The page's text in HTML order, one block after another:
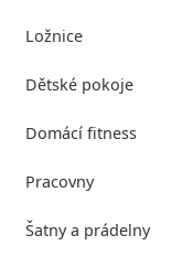
Ložnice
Dětské pokoje
Domácí fitness
Pracovny
Šatny a prádelny